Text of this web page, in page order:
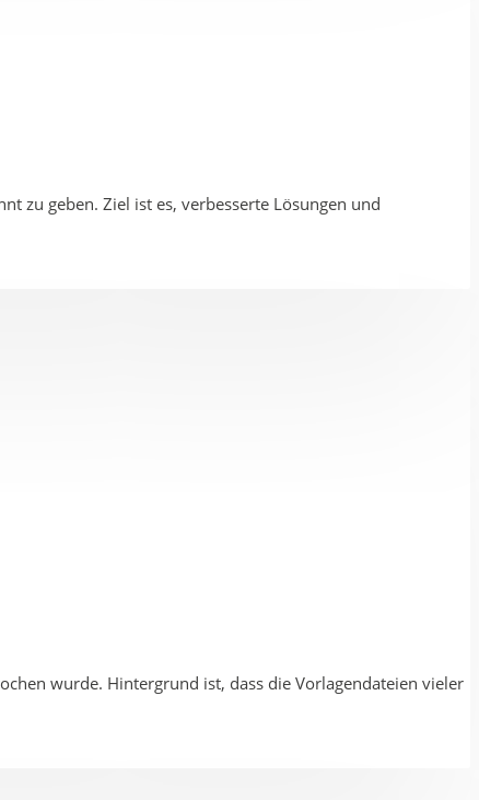
zu geben. Ziel ist es, verbesserte Lösungen und
wurde. Hintergrund ist, dass die Vorlagendateien vieler